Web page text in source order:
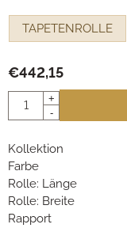
TAPETENROLLE
€442,15
Anzahl
+
-
Kollektion
Farbe
Rolle: Länge
Rolle: Breite
Rapport